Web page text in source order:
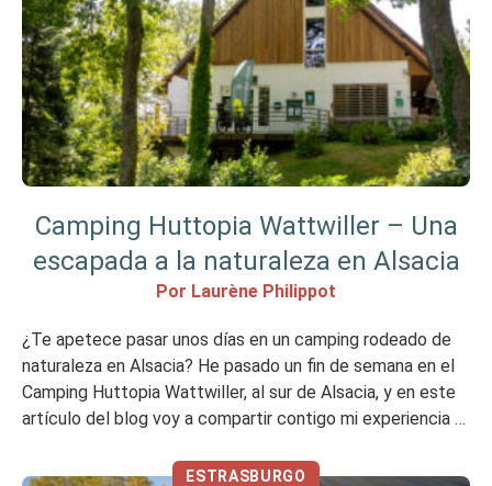
Camping Huttopia Wattwiller – Una
escapada a la naturaleza en Alsacia
Por Laurène Philippot
¿Te apetece pasar unos días en un camping rodeado de
naturaleza en Alsacia? He pasado un fin de semana en el
Camping Huttopia Wattwiller, al sur de Alsacia, y en este
artículo del blog voy a compartir contigo mi experiencia y
gustó tanto Resumen […]ESTRASBURGO